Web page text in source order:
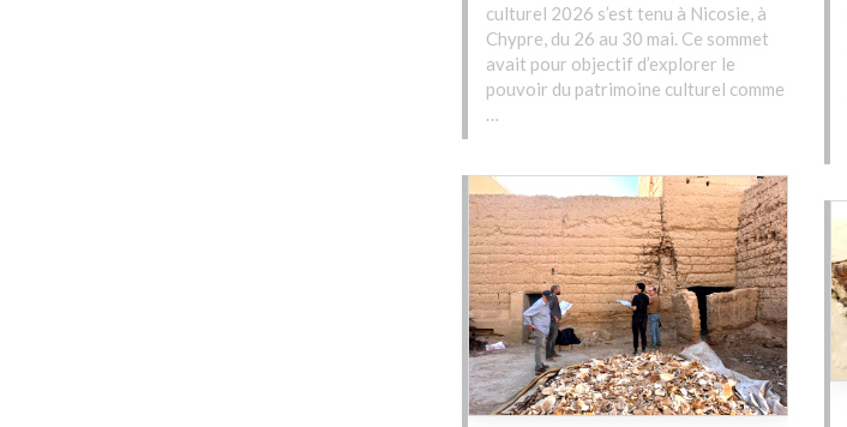
culturel 2026 s’est tenu à Nicosie, à
Chypre, du 26 au 30 mai. Ce sommet
avait pour objectif d’explorer le
pouvoir du patrimoine culturel comme
…